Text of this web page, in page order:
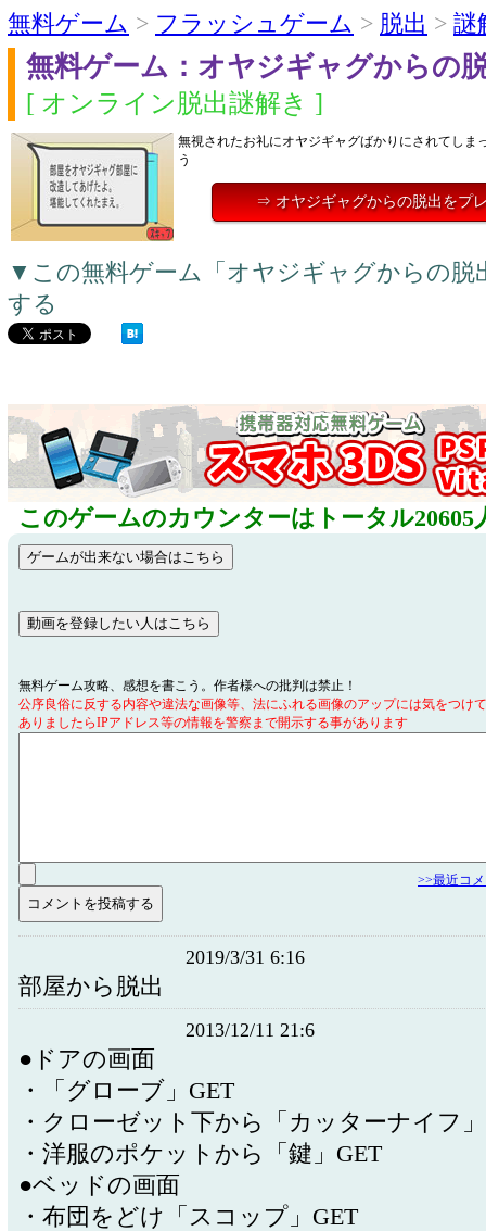
無料ゲーム > フラッシュゲーム > 脱出 > 謎
無料ゲーム：オヤジギャグからの
[ オンライン脱出謎解き ]
無視されたお礼にオヤジギャグばかりにされてしま
う
⇒ オヤジギャグからの脱出をプ
▼この無料ゲーム「オヤジギャグからの脱
する
このゲームのカウンターはトータル20605
無料ゲーム攻略、感想を書こう。作者様への批判は禁止！
公序良俗に反する内容や違法な画像等、法にふれる画像のアップには気をつけ
ありましたらIPアドレス等の情報を警察まで開示する事があります
>>最近コ
2019/3/31 6:16
部屋から脱出
2013/12/11 21:6
●ドアの画面
・「グローブ」GET
・クローゼット下から「カッターナイフ
・洋服のポケットから「鍵」GET
●ベッドの画面
・布団をどけ「スコップ」GET